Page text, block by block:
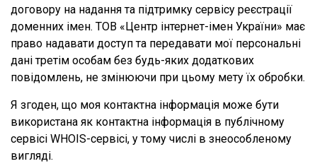
договору на надання та підтримку сервісу реєстрації
доменних імен. ТОВ «Центр інтернет-імен України» має
право надавати доступ та передавати мої персональні
дані третім особам без будь-яких додаткових
повідомлень, не змінюючи при цьому мету їх обробки.
Я згоден, що моя контактна інформація може бути
використана як контактна інформація в публічному
сервісі WHOIS-сервісі, у тому числі в знеособленому
вигляді.